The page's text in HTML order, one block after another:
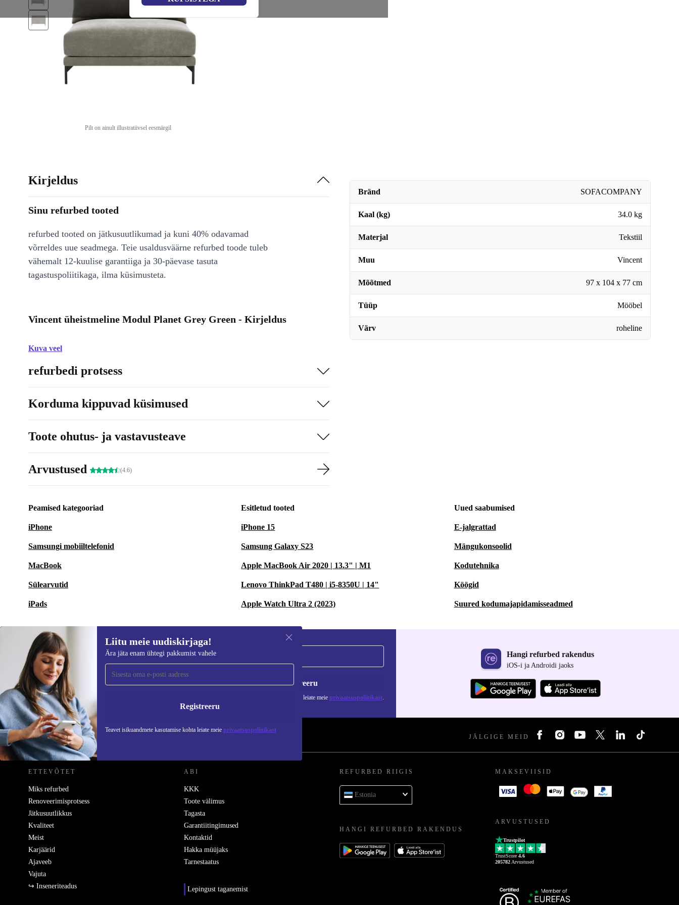
Pilt on ainult illustratiivsel eesmärgil
Bränd SOFACOMPANY
Kaal (kg) 34.0 kg
Materjal Tekstiil
Muu Vincent
Mõõtmed 97 x 104 x 77 cm
Tüüp Mööbel
Värv roheline
Kirjeldus
Sinu refurbed tooted
refurbed tooted on jätkusuutlikumad ja kuni 40% odavamad
võrreldes uue seadmega. Teie usaldusväärne refurbed toode tuleb
vähemalt 12-kuulise garantiiga ja 30-päevase tasuta
tagastuspoliitikaga, ilma küsimusteta.
Vincent üheistmeline Modul Planet Grey Green - Kirjeldus
Kuva veel
refurbedi protsess
Korduma kippuvad küsimused
Toote ohutus- ja vastavusteave
Arvustused (4.6)
Peamised kategooriad
iPhone
Samsungi mobiiltelefonid
MacBook
Sülearvutid
iPads
Esitletud tooted
iPhone 15
Samsung Galaxy S23
Apple MacBook Air 2020 | 13.3" | M1
Lenovo ThinkPad T480 | i5-8350U | 14"
Apple Watch Ultra 2 (2023)
Uued saabumised
E-jalgrattad
Mängukonsoolid
Kodutehnika
Köögid
Suured kodumajapidamisseadmed
Liitu meie uudiskirjaga!
Ära jäta enam ühtegi pakkumist vahele
Registreeru
Teavet isikuandmete kasutamise kohta leiate meie privaatsuspoliitikast
Liitu meie uudiskirjaga!
Ära jäta enam ühtegi pakkumist vahele. Registreeru
Teavet isikuandmete kasutamise kohta leiate meie privaatsuspoliitikast.
Hangi refurbed rakendus
iOS-i ja Androidi jaoks
REFURBED EESTI - RETHINK NEW. JÄLGIGE MEID
ETTEVÕTET
Miks refurbed
Renoveerimisprotsess
Jätkusuutlikkus
Kvaliteet
Meist
Karjäärid
Ajaveeb
Vajuta
↪ Inseneriteadus
ABI
KKK
Toote välimus
Tagasta
Garantiitingimused
Kontaktid
Hakka müüjaks
Tarnestaatus
Lepingust taganemist
REFURBED RIIGIS
Estonia
HANGI REFURBED RAKENDUS
MAKSEVIISID
ARVUSTUSED
Trustpilot
TrustScore 4.6
205782 Arvustused